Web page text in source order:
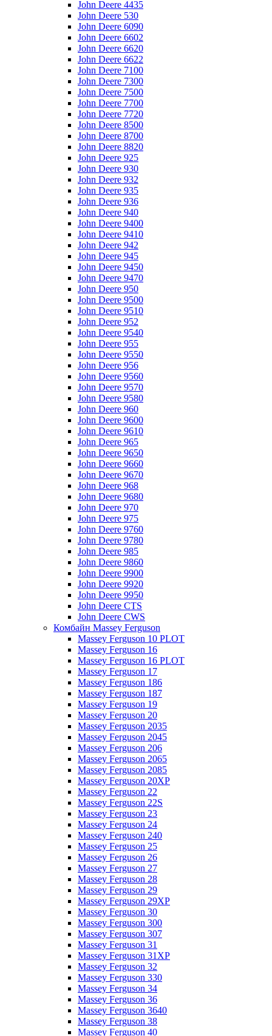
John Deere 4435
John Deere 530
John Deere 6090
John Deere 6602
John Deere 6620
John Deere 6622
John Deere 7100
John Deere 7300
John Deere 7500
John Deere 7700
John Deere 7720
John Deere 8500
John Deere 8700
John Deere 8820
John Deere 925
John Deere 930
John Deere 932
John Deere 935
John Deere 936
John Deere 940
John Deere 9400
John Deere 9410
John Deere 942
John Deere 945
John Deere 9450
John Deere 9470
John Deere 950
John Deere 9500
John Deere 9510
John Deere 952
John Deere 9540
John Deere 955
John Deere 9550
John Deere 956
John Deere 9560
John Deere 9570
John Deere 9580
John Deere 960
John Deere 9600
John Deere 9610
John Deere 965
John Deere 9650
John Deere 9660
John Deere 9670
John Deere 968
John Deere 9680
John Deere 970
John Deere 975
John Deere 9760
John Deere 9780
John Deere 985
John Deere 9860
John Deere 9900
John Deere 9920
John Deere 9950
John Deere CTS
John Deere CWS
Комбайн Massey Ferguson
Massey Ferguson 10 PLOT
Massey Ferguson 16
Massey Ferguson 16 PLOT
Massey Ferguson 17
Massey Ferguson 186
Massey Ferguson 187
Massey Ferguson 19
Massey Ferguson 20
Massey Ferguson 2035
Massey Ferguson 2045
Massey Ferguson 206
Massey Ferguson 2065
Massey Ferguson 2085
Massey Ferguson 20XP
Massey Ferguson 22
Massey Ferguson 22S
Massey Ferguson 23
Massey Ferguson 24
Massey Ferguson 240
Massey Ferguson 25
Massey Ferguson 26
Massey Ferguson 27
Massey Ferguson 28
Massey Ferguson 29
Massey Ferguson 29XP
Massey Ferguson 30
Massey Ferguson 300
Massey Ferguson 307
Massey Ferguson 31
Massey Ferguson 31XP
Massey Ferguson 32
Massey Ferguson 330
Massey Ferguson 34
Massey Ferguson 36
Massey Ferguson 3640
Massey Ferguson 38
Massey Ferguson 40